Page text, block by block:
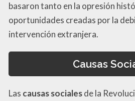
basaron tanto en la opresión
oportunidades creadas por la
intervención extranjera.
Causas
Las causas socialesde la